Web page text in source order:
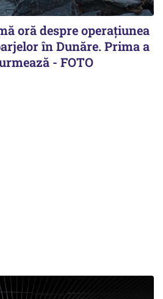
oră despre operațiunea
în Dunăre. Prima a
- FOTO